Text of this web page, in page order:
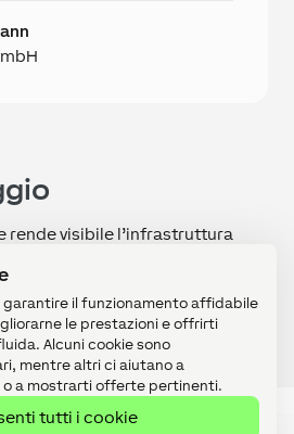
garantire il funzionamento affidabile
le prestazioni e offrirti
Alcuni cookie sono
mentre altri ci aiutano a
a mostrarti offerte pertinenti.
tutti i cookie
rende visibile l’infrastruttura
visualizzazione chiara
controllo.